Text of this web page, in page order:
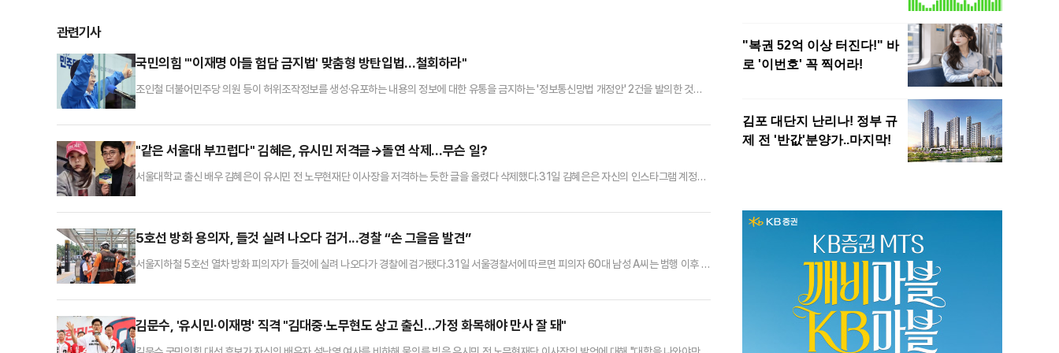
관련기사
국민의힘 "'이재명 아들 험담 금지법' 맞춤형 방탄입법…철회하라"
조인철 더불어민주당 의원 등이 허위조작정보를 생성·유포하는 내용의 정보에 대한 유통을 금지하는 '정보통신망법 개정안' 2건을 발의한 것에
를 내서 "이 법안이 통과된다면, 이제는 국민 누구라도 온라인상에서 이재명 민주당 대선 후보나 그 가족의 일탈을 언급할 경우 '허위' '선동' '범죄
"같은 서울대 부끄럽다" 김혜은, 유시민 저격글→돌연 삭제…무슨 일?
서울대학교 출신 배우 김혜은이 유시민 전 노무현재단 이사장을 저격하는 듯한 글을 올렸다 삭제했다.31일 김혜은은 자신의 인스타그램 계정에
성은 고단한 인생의 성실함으로 삶의 증거로 말하는 분들 앞에서 한 장의 습자지와도 같은 아무것도 아닌 가치 없는 자랑"이라며 "누구의 인생을
5호선 방화 용의자, 들것 실려 나오다 검거...경찰 “손 그을음 발견”
서울지하철 5호선 열차 방화 피의자가 들것에 실려 나오다가 경찰에 검거됐다.31일 서울경찰서에 따르면 피의자 60대 남성 A씨는 범행 이후 지
을 경찰이 발견, 혐의를 추궁했다"며 "해당 피의자가 혐의를 시인해 오전 9시 45분께 현행범 체포했다"고 설명했다.경찰은 범행 현장에서 점화
김문수, '유시민·이재명' 직격 "김대중·노무현도 상고 출신…가정 화목해야 만사 잘 돼"